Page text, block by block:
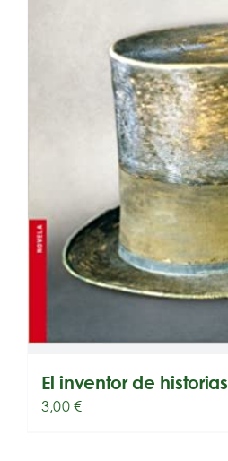
El inventor de historias
3,00€